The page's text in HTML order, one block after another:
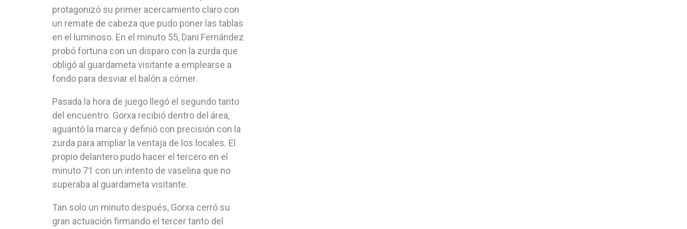
protagonizó su primer acercamiento claro con
un remate de cabeza que pudo poner las tablas
en el luminoso. En el minuto 55, Dani Fernández
probó fortuna con un disparo con la zurda que
obligó al guardameta visitante a emplearse a
fondo para desviar el balón a córner.
Pasada la hora de juego llegó el segundo tanto
del encuentro. Gorxa recibió dentro del área,
aguantó la marca y definió con precisión con la
zurda para ampliar la ventaja de los locales. El
propio delantero pudo hacer el tercero en el
minuto 71 con un intento de vaselina que no
superaba al guardameta visitante.
Tan solo un minuto después, Gorxa cerró su
gran actuación firmando el tercer tanto del